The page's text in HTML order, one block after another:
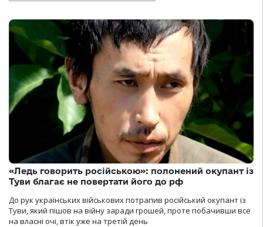
«Ледь говорить російською»: полонений окупант із
Туви благає не повертати його до рф
До рук українських військових потрапив російський окупант із
Туви, який пішов на війну заради грошей, проте побачивши все
на власні очі, втік уже на третій день